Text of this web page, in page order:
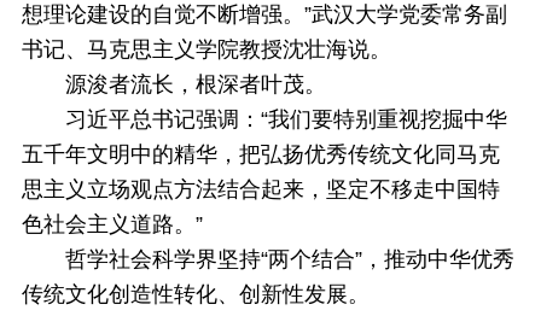
想理论建设的自觉不断增强。”武汉大学党委常务副
书记、马克思主义学院教授沈壮海说。
源浚者流长，根深者叶茂。
习近平总书记强调：“我们要特别重视挖掘中华
五千年文明中的精华，把弘扬优秀传统文化同马克
思主义立场观点方法结合起来，坚定不移走中国特
色社会主义道路。”
哲学社会科学界坚持“两个结合”，推动中华优秀
传统文化创造性转化、创新性发展。